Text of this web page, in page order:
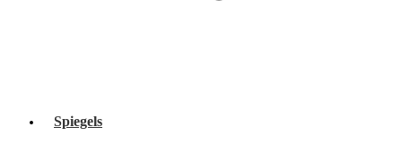
Spiegels